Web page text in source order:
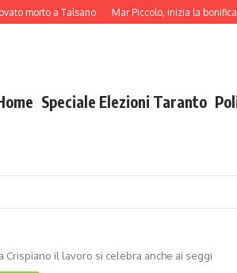
a Talsano Mar Piccolo, inizia la bonifica delle
Speciale Elezioni Taranto
Crispiano il lavoro si celebra anche ai seggi